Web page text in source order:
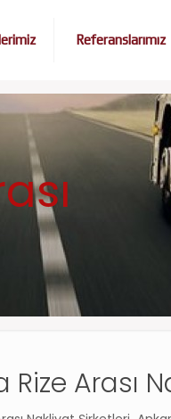
Referanslarımız
Rize Arası